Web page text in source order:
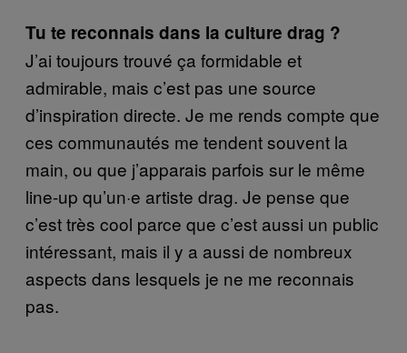
Tu te reconnais dans la culture drag ?
J’ai toujours trouvé ça formidable et
admirable, mais c’est pas une source
d’inspiration directe. Je me rends compte que
ces communautés me tendent souvent la
main, ou que j’apparais parfois sur le même
line-up qu’un·e artiste drag. Je pense que
c’est très cool parce que c’est aussi un public
intéressant, mais il y a aussi de nombreux
aspects dans lesquels je ne me reconnais
pas.